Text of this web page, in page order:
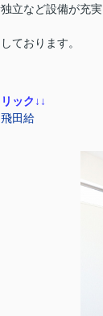
立など設備が充実
ております。
ック ↓ ↓
田給